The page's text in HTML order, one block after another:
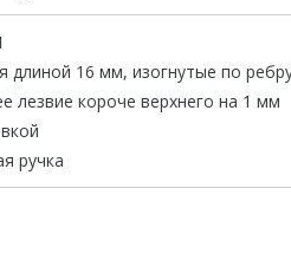
длиной 16 мм, изогнутые по
лезвие короче верхнего на 1 мм
ручка